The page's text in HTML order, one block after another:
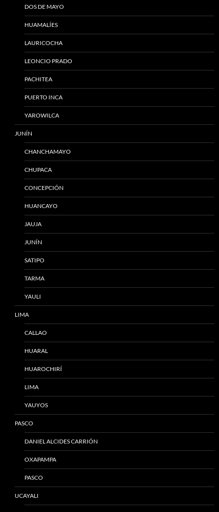
DOS DE MAYO
HUAMALÍES
LAURICOCHA
LEONCIO PRADO
PACHITEA
PUERTO INCA
YAROWILCA
JUNÍN
CHANCHAMAYO
CHUPACA
CONCEPCIÓN
HUANCAYO
JAUJA
JUNÍN
SATIPO
TARMA
YAULI
LIMA
CALLAO
HUARAL
HUAROCHIRÍ
LIMA
YAUYOS
PASCO
DANIEL ALCIDES CARRIÓN
OXAPAMPA
PASCO
UCAYALI